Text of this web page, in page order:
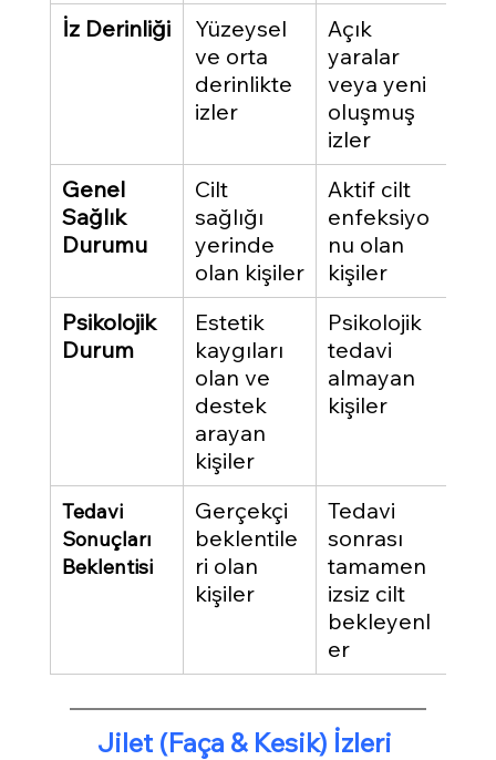
İz Derinliği
Yüzeysel
ve orta
derinlikte
izler
Açık
yaralar
veya yeni
oluşmuş
izler
Genel
Sağlık
Durumu
Cilt
sağlığı
yerinde
olan kişiler
Aktif cilt
enfeksiyo
nu olan
kişiler
Psikolojik
Durum
Estetik
kaygıları
olan ve
destek
arayan
kişiler
Psikolojik
tedavi
almayan
kişiler
Tedavi
Sonuçları
Beklentisi
Gerçekçi
beklentile
ri olan
kişiler
Tedavi
sonrası
tamamen
izsiz cilt
bekleyenl
er
Jilet (Faça & Kesik) İzleri